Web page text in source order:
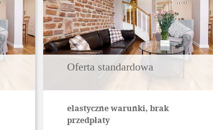
Oferta standardowa
elastyczne warunki, brak
przedpłaty